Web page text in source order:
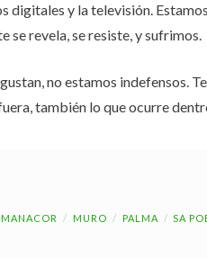
digitales y la televisión.
se revela, se resiste, y sufrimos.
no estamos indefensos.
también lo que ocurre
MANACOR MURO PALMA SA